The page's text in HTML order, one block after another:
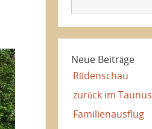
Neue Beiträge
Rüdenschau
zurück im Taunus
Familienausflug